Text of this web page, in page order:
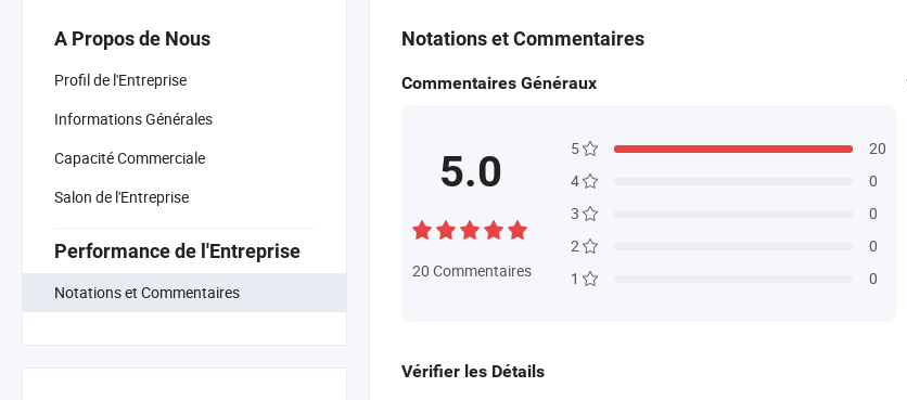
A Propos de Nous
Profil de l'Entreprise
Informations Générales
Capacité Commerciale
Salon de l'Entreprise
Performance de l'Entreprise
Notations et Commentaires
Notations et Commentaires
Commentaires Généraux
5.0
20 Commentaires
5
20
4
0
3
0
2
0
1
0
Vérifier les Détails